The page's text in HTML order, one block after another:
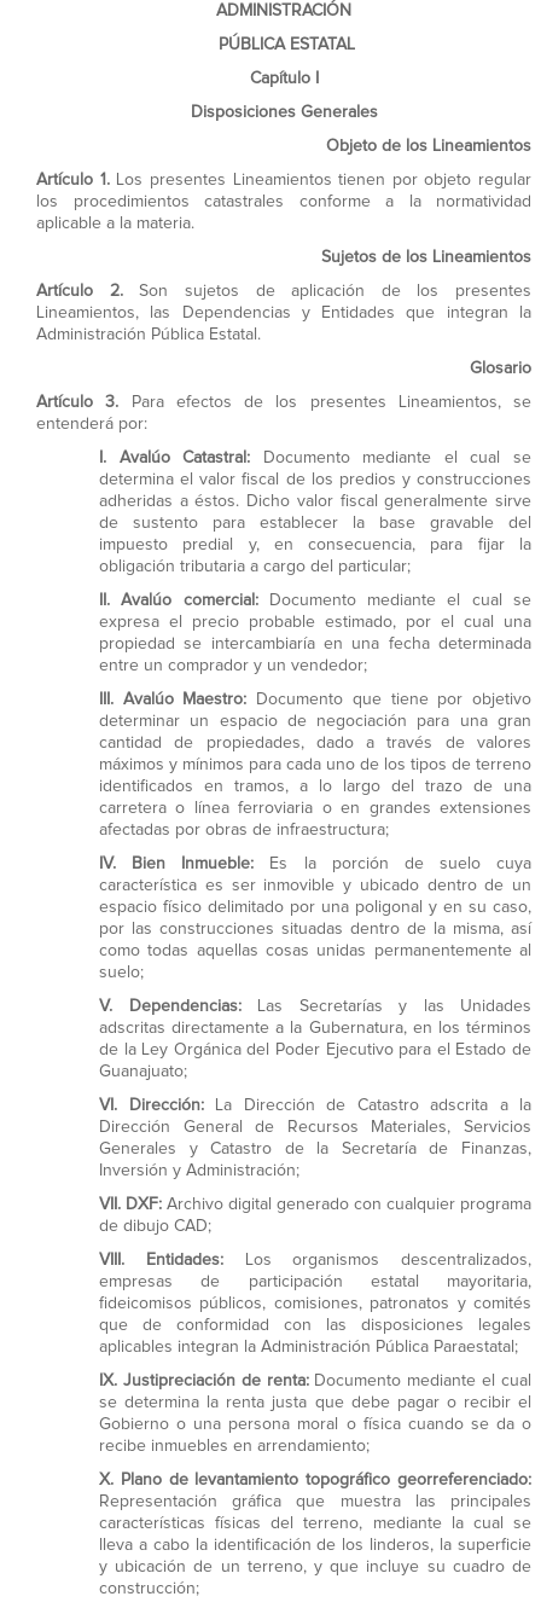
ADMINISTRACIÓN
PÚBLICA ESTATAL
Capítulo I
Disposiciones Generales
Objeto de los Lineamientos
Artículo 1.Los presentes Lineamientos tienen por objeto regular
los procedimientos catastrales conforme a la normatividad
aplicable a la materia.
Sujetos de los Lineamientos
Artículo 2.Son sujetos de aplicación de los presentes
Lineamientos, las Dependencias y Entidades que integran la
Administración Pública Estatal.
Glosario
Artículo 3. Para efectos de los presentes Lineamientos, se
entenderá por:
I. Avalúo Catastral: Documento mediante el cual se
determina el valor fiscal de los predios y construcciones
adheridas a éstos. Dicho valor fiscal generalmente sirve
de sustento para establecer la base gravable del
impuesto predial y, en consecuencia, para fijar la
obligación tributaria a cargo del particular;
II.Avalúo comercial:Documento mediante el cual se
expresa el precio probable estimado, por el cual una
propiedad se intercambiaría en una fecha determinada
entre un comprador y un vendedor;
III. Avalúo Maestro: Documento que tiene por objetivo
determinar un espacio de negociación para una gran
cantidad de propiedades, dado a través de valores
máximos y mínimos para cada uno de los tipos de terreno
identificados en tramos, a lo largo del trazo de una
carretera o línea ferroviaria o en grandes extensiones
afectadas por obras de infraestructura;
IV.
Bien Inmueble: Es la porción de suelo cuya
característica es ser inmovible y ubicado dentro de un
espacio físico delimitado por una poligonal y en su caso,
por las construcciones situadas dentro de la misma, así
como todas aquellas cosas unidas permanentemente al
suelo;
V.
Dependencias:Las Secretarías y las Unidades
adscritas directamente a la Gubernatura, en los términos
de la Ley Orgánica del Poder Ejecutivo para el Estado de
Guanajuato;
VI.
Dirección:La Dirección de Catastro adscrita a la
Dirección General de Recursos Materiales, Servicios
Generales y Catastro de la Secretaría de Finanzas,
Inversión y Administración;
VII. DXF: Archivo digital generado con cualquier programa
de dibujo CAD;
VIII.
Entidades:Los organismos descentralizados,
empresas de participación estatal mayoritaria,
fideicomisos públicos, comisiones, patronatos y comités
que de conformidad con las disposiciones legales
aplicables integran la Administración Pública Paraestatal;
IX. Justipreciación de renta:Documento mediante el cual
se determina la renta justa que debe pagar o recibir el
Gobierno o una persona moral o física cuando se da o
recibe inmuebles en arrendamiento;
X. Plano de levantamiento topográfico georreferenciado:
Representación gráfica que muestra las principales
características físicas del terreno, mediante la cual se
lleva a cabo la identificación de los linderos, la superficie
y ubicación de un terreno, y que incluye su cuadro de
construcción;